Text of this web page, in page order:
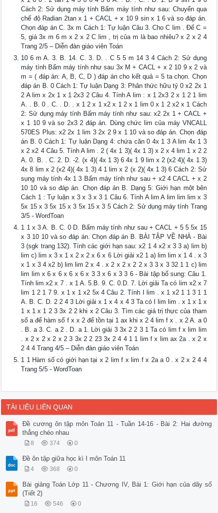
Cách 2: Sử dụng máy tính Bấm máy tính như sau: Chuyển qua
chế độ Radian 2tan x 1 + CACL + x 10 9 sin x 1 6 và so đáp án.
Chọn đáp án C. 3x m Cách 1: Tự luận Câu 3. Cho C lim . Để C =
5, giá 3x m 6 m x 2 x 2 C lim , trị của m là bao nhiêu? x 2 x 2 4
Trang 2/5 – Diễn đàn giáo viên Toán
10 6 m A. 3. B. 14. C. 3. D. . C 5 5 m 14 3 4 Cách 2: Sử dụng
máy tính Bấm máy tính như sau 3x M + CACL + x 2 10 9 x 2 và
m = ( đáp án: A, B, C, D ) đáp án cho kết quả = 5 ta chọn. Chọn
đáp án B. 0 Cách 1: Tự luận Dạng 3: Phân thức hữu tỷ 0 x2 2x 1
2 A lim x 2x 1 x 1 2x3 2 Câu 4. Tính A lim : x 1 2x3 2 x 1 2 1 lim
A. . B. 0 . C. . D. . x 1 2 x 1 x2 x 1 2 x 1 lim 0 x 1 2 x2 x 1 Cách
2: Sử dụng máy tính Bấm máy tính như sau: x2 2x 1 + CACL +
x 1 10 9 và so 2x3 2 đáp án. Dùng chức lim của máy VNCALL
570ES Plus: x2 2x 1 lim 3 2x 2 9 x 1 10 và so đáp án. Chọn đáp
án B. 0 Cách 1: Tự luận Dạng 4: chứa căn 0 4x 1 3 A lim 4x 1 3
x 2 x2 4 Câu 5. Tính A lim . 2 ( 4x 1 3)( 4x 1 3) x 2 x 4 lim 1 x 2 2
A. 0. B. . C. 2. D. -2. (x 4)( 4x 1 3) 6 4x 1 9 lim x 2 (x2 4)( 4x 1 3)
4x 8 lim x 2 (x2 4)( 4x 1 3) 4 1 lim x 2 (x 2)( 4x 1 3) 6 Cách 2: Sử
sụng máy tính 4x 1 3 Bấm máy tính như sau + x2 4 CACL + x 2
10 10 và so đáp án. Chọn đáp án B. Dạng 5: Giới hạn một bên
Cách 1 : Tự luận x 3 x 3 x 3 1 Câu 6. Tính A lim A lim lim lim x 3
5x 15 x 3 5x 15 x 3 5x 15 x 3 5 Cách 2: Sử dụng máy tính Trang
3/5 - WordToan
1 1 x 3 A. B. C. 0 D. Bấm máy tính như sau + CACL + 5 5 5x 15
x 3 10 10 và so đáp án. Chọn đáp án B. BÀI TẬP VỀ NHÀ - Bài
3 (sgk trang 132). Tính các giới hạn sau: x2 1 4 x2 x 3 3 a) lim b)
lim c) lim x 3 x 1 x 2 x 2 x 6 x 6 Lời giải x2 1 a) lim lim x 1 4 . x 3
x 1 x 3 4 x2 b) lim lim 2 x 4 . x 2 x 2 x 2 2 x 3 3 x 3 32 1 1 c) lim
lim lim x 6 x 6 x 6 x 6 x 3 3 x 6 x 3 3 6 - Bài tập bổ sung: Câu 1.
Tính lim x2 x 7 . x 1 A. 5.B. 9. C. 0.D. 7. Lời giải Ta có lim x2 x 7
lim 1 2 1 7 9. x 1 x 1 x2 5x 4 Câu 2. Tính I lim . x 1 x2 1 1 3 1 1
A. B. C. D. 2 2 4 3 Lời giải x 1 x 4 x 4 3 Ta có I lim lim . x 1 x 1 x
1 x 1 x 1 2 3 3x 2 2 khi x 2 Câu 3. Tìm các giá trị thực của tham
số a để hàm số f x x 2 để tồn tại 1 ax khi x 2 4 lim f x . x 2 A. a 0
. B. a 3. C. a 2 . D. a 1. Lời giải 3 3x 2 2 3 1 Ta có lim f x lim lim
. x 2 x 2 x 2 x 2 3 3x 2 2 23 3x 2 4 4 1 1 lim f x lim ax 2a . x 2 x
2 4 4 Trang 4/5 – Diễn đàn giáo viên Toán
1 1 Hàm số có giới hạn tại x 2 lim f x lim f x 2a a 0 . x 2 x 2 4 4
Trang 5/5 - WordToan
TÀI LIỆU LIÊN QUAN
Đề cương ôn tập môn Toán 11 - Tuần 14-16 - Bài 2: Hai đường
thẳng chéo nhau
8 374 0
Đề ôn tập giữa học kì I môn Toán 11
4 368 0
Bài giảng Toán Lớp 11 - Chương IV, Bài 1: Giới hạn của dãy số
(Tiết 2)
16 546 0